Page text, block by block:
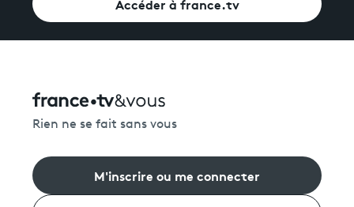
Rien ne se fait sans vous
M'inscrire ou me connecter